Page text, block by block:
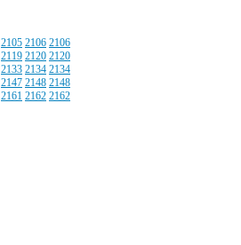
2105 2106 2106
2119 2120 2120
2133 2134 2134
2147 2148 2148
2161 2162 2162